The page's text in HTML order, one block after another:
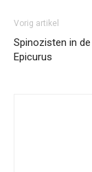
Vorig artikel
Spinozisten in de
Epicurus